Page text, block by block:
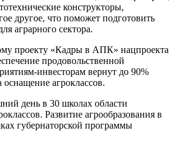
конструкторы,
другое, что поможет подготовить
аграрного сектора.
проекту «Кадры в АПК» нацпроекта
продовольственной
инвесторам вернут до 90%
оснащение агроклассов.
день в 30 школах области
Развитие агрообразования в
губернаторской программы